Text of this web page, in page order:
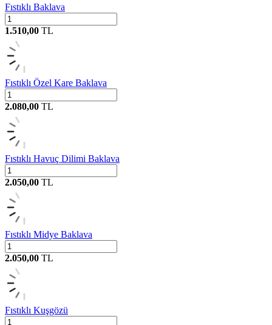
Fıstıklı Baklava
1.510,00 TL
Fıstıklı Özel Kare Baklava
2.080,00 TL
Fıstıklı Havuç Dilimi Baklava
2.050,00 TL
Fıstıklı Midye Baklava
2.050,00 TL
Fıstıklı Kuşgözü